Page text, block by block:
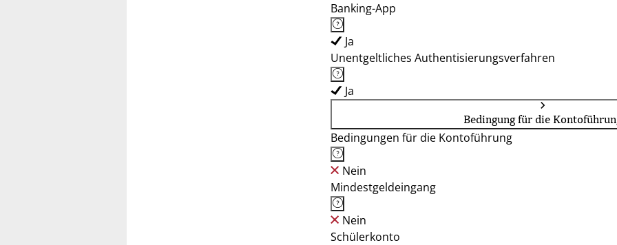
Banking-App
Ja
Unentgeltliches Authentisierungsverfahren
Ja
Bedingung für die
Bedingungen für die Kontoführung
Nein
Mindestgeldeingang
Nein
Schülerkonto